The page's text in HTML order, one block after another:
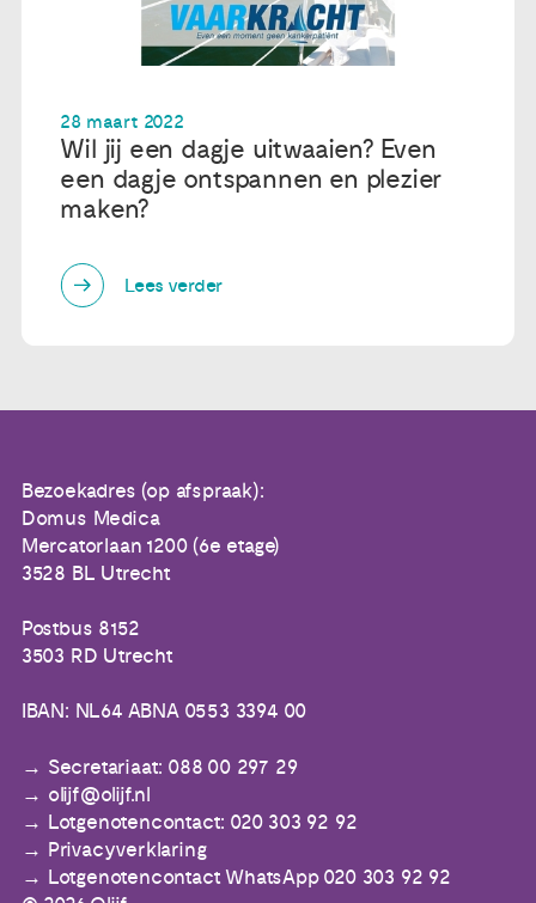
28 maart 2022
Wil jij een dagje uitwaaien? Even
een dagje ontspannen en plezier
maken?
Lees verder
Bezoekadres (op afspraak):
Domus Medica
Mercatorlaan 1200 (6e etage)
3528 BL Utrecht
Postbus 8152
3503 RD Utrecht
IBAN: NL64 ABNA 0553 3394 00
Secretariaat: 088 00 297 29
olijf@olijf.nl
Lotgenotencontact: 020 303 92 92
Privacyverklaring
Lotgenotencontact WhatsApp 020 303 92 92